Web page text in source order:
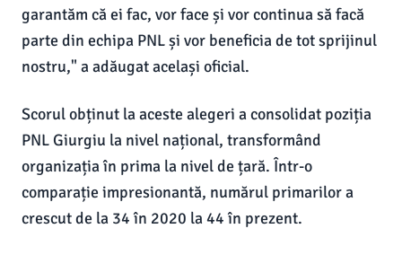
garantăm că ei fac, vor face și vor continua să facă
parte din echipa PNL și vor beneficia de tot sprijinul
nostru," a adăugat același oficial.
Scorul obținut la aceste alegeri a consolidat poziția
PNL Giurgiu la nivel național, transformând
organizația în prima la nivel de țară. Într-o
comparație impresionantă, numărul primarilor a
crescut de la 34 în 2020 la 44 în prezent.